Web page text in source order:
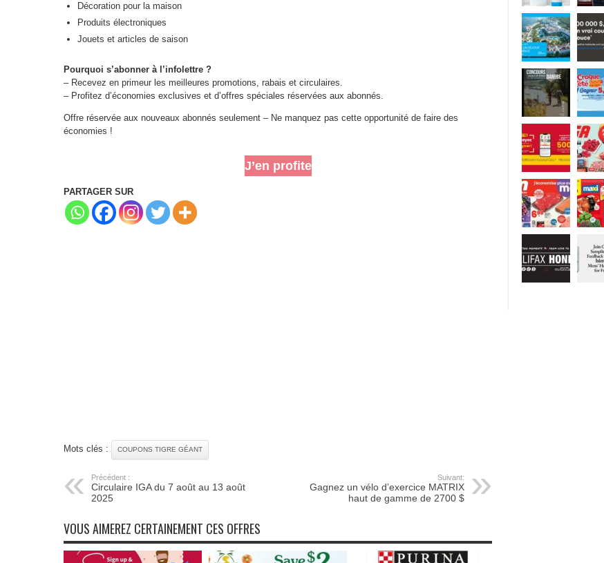
Décoration pour la maison
Produits électroniques
Jouets et articles de saison
Pourquoi s’abonner à l’infolettre ?
– Recevez en primeur les meilleures promotions, rabais et circulaires.
– Profitez d’économies exclusives et d’offres spéciales réservées aux abonnés.
Offre réservée aux nouveaux abonnés seulement – Ne manquez pas cette opportunité de faire des
économies !
J’en profite
PARTAGER SUR
Mots clés : COUPONS TIGRE GÉANT
Précédent :
Circulaire IGA du 7 août au 13 août
2025
Suivant:
Gagnez un vélo d’exercice MATRIX
haut de gamme de 2700 $
VOUS AIMEREZ CERTAINEMENT CES OFFRES